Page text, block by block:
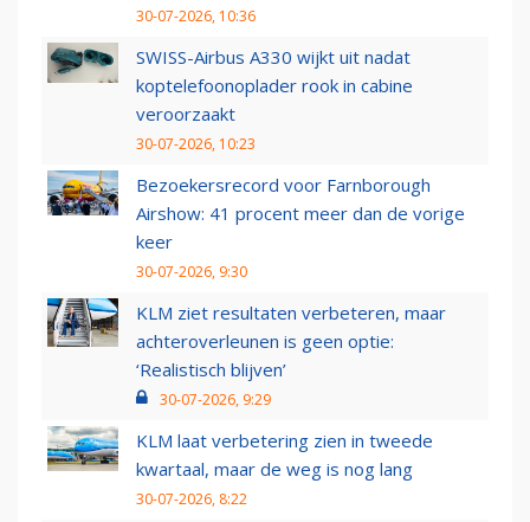
30-07-2026, 10:36
SWISS-Airbus A330 wijkt uit nadat
koptelefoonoplader rook in cabine
veroorzaakt
30-07-2026, 10:23
Bezoekersrecord voor Farnborough
Airshow: 41 procent meer dan de vorige
keer
30-07-2026, 9:30
KLM ziet resultaten verbeteren, maar
achteroverleunen is geen optie:
‘Realistisch blijven’
30-07-2026, 9:29
KLM laat verbetering zien in tweede
kwartaal, maar de weg is nog lang
30-07-2026, 8:22